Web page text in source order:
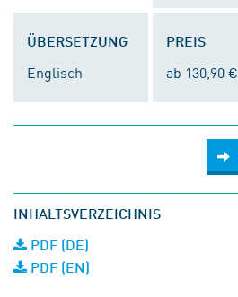
ÜBERSETZUNG
Englisch
PREIS
ab 130,90 €
INHALTSVERZEICHNIS
PDF (DE)
PDF (EN)